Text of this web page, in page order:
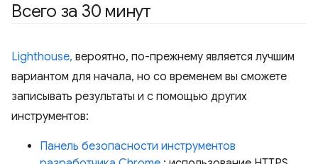
Всего за 30 минут
Lighthouse, вероятно, по-прежнему является лучшим
вариантом для начала, но со временем вы сможете
записывать результаты и с помощью других
инструментов:
Панель безопасности инструментов